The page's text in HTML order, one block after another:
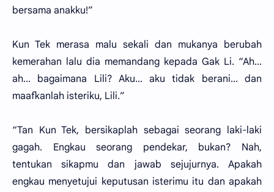
bersama anakku!”
Kun Tek merasa malu sekali dan mukanya berubah
kemerahan lalu dia memandang kepada Gak Li. “Ah...
ah... bagaimana Lili? Aku... aku tidak berani... dan
maafkanlah isteriku, Lili.”
“Tan Kun Tek, bersikaplah sebagai seorang laki-laki
gagah. Engkau seorang pendekar, bukan? Nah,
tentukan sikapmu dan jawab sejujurnya. Apakah
engkau menyetujui keputusan isterimu itu dan apakah